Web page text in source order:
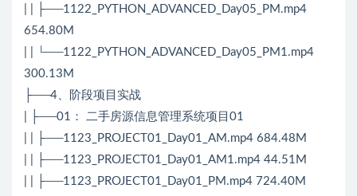
| | ├──1122_PYTHON_ADVANCED_Day05_PM.mp4
654.80M
| | └──1122_PYTHON_ADVANCED_Day05_PM1.mp4
300.13M
├──4、阶段项目实战
| ├──01： 二手房源信息管理系统项目01
| | ├──1123_PROJECT01_Day01_AM.mp4 684.48M
| | ├──1123_PROJECT01_Day01_AM1.mp4 44.51M
| | ├──1123_PROJECT01_Day01_PM.mp4 724.40M